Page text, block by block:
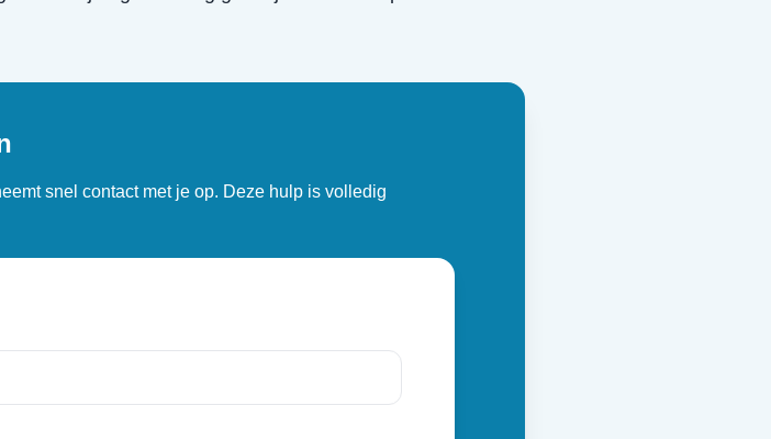
snel contact met je op. Deze hulp is volledig